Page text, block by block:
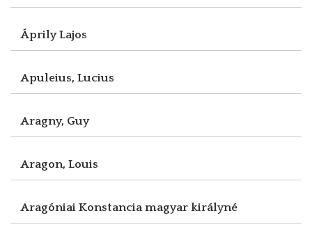
Áprily Lajos
Apuleius, Lucius
Aragny, Guy
Aragon, Louis
Aragóniai Konstancia magyar királyné